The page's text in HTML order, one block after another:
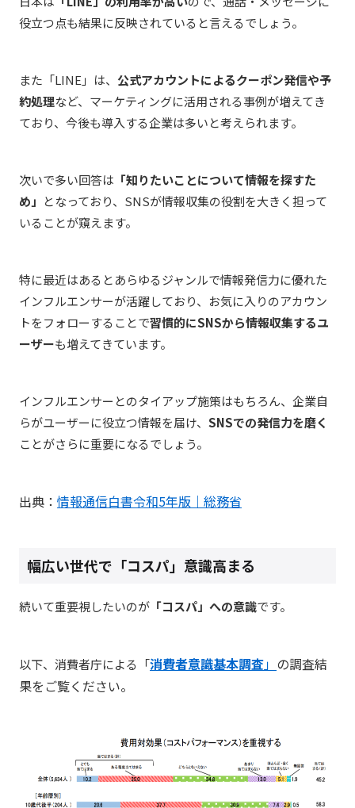
役立つ点も結果に反映されていると言えるでしょう。
また「LINE」は、 公式アカウントによるクーポン発信や予
約処理など、マーケティングに活用される事例が増えてき
ており、今後も導入する企業は多いと考えられます。
次いで多い回答は 「知りたいことについて情報を探すた
め」 となっており、SNSが情報収集の役割を大きく担って
いることが窺えます。
特に最近はあるとあらゆるジャンルで情報発信力に優れた
インフルエンサーが活躍しており、お気に入りのアカウン
トをフォローすることで習慣的にSNSから情報収集するユ
ーザーも増えてきています。
インフルエンサーとのタイアップ施策はもちろん、企業自
らがユーザーに役立つ情報を届け、 SNSでの発信力を磨く
ことがさらに重要になるでしょう。
出典： 情報通信白書令和5年版｜総務省
幅広い世代で「コスパ」意識高まる
続いて重要視したいのが 「コスパ」への意識です。
以下、消費者庁による「消費者意識基本調査」 の調査結
果をご覧ください。